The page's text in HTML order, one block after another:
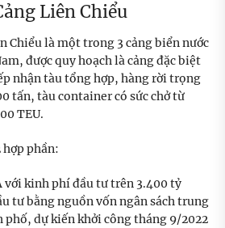
Liên Chiểu
Chiểu là một trong 3 cảng biển nước
được quy hoạch là cảng đặc biệt
nhận tàu tổng hợp, hàng rời trọng
tấn, tàu container có sức chở từ
TEU.
hợp phần:
với kinh phí đầu tư trên 3.400 tỷ
tư bằng nguồn vốn ngân sách trung
phố, dự kiến khởi công tháng 9/2022